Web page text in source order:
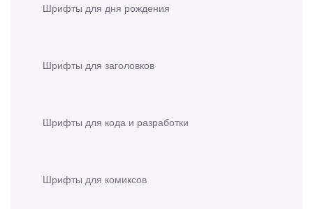
Шрифты для дня рождения
Шрифты для заголовков
Шрифты для кода и разработки
Шрифты для комиксов